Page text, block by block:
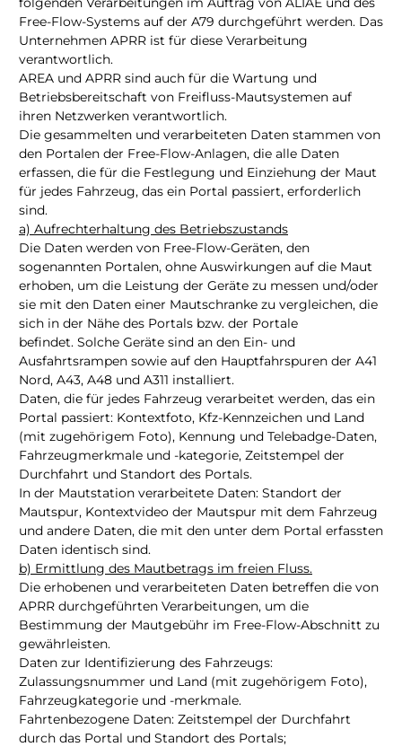
Free-Flow-Systems auf der A79 durchgeführt werden. Das
Unternehmen APRR ist für diese Verarbeitung
verantwortlich.
AREA und APRR sind auch für die Wartung und
Betriebsbereitschaft von Freifluss-Mautsystemen auf
ihren Netzwerken verantwortlich.
Die gesammelten und verarbeiteten Daten stammen von
den Portalen der Free-Flow-Anlagen, die alle Daten
erfassen, die für die Festlegung und Einziehung der Maut
für jedes Fahrzeug, das ein Portal passiert, erforderlich
sind.
a) Aufrechterhaltung des Betriebszustands
Die Daten werden von Free-Flow-Geräten, den
sogenannten Portalen, ohne Auswirkungen auf die Maut
erhoben, um die Leistung der Geräte zu messen und/oder
sie mit den Daten einer Mautschranke zu vergleichen, die
sich in der Nähe des Portals bzw. der Portale
befindet. Solche Geräte sind an den Ein- und
Ausfahrtsrampen sowie auf den Hauptfahrspuren der A41
Nord, A43, A48 und A311 installiert.
Daten, die für jedes Fahrzeug verarbeitet werden, das ein
Portal passiert: Kontextfoto, Kfz-Kennzeichen und Land
(mit zugehörigem Foto), Kennung und Telebadge-Daten,
Fahrzeugmerkmale und -kategorie, Zeitstempel der
Durchfahrt und Standort des Portals.
In der Mautstation verarbeitete Daten: Standort der
Mautspur, Kontextvideo der Mautspur mit dem Fahrzeug
und andere Daten, die mit den unter dem Portal erfassten
Daten identisch sind.
b) Ermittlung des Mautbetrags im freien Fluss.
Die erhobenen und verarbeiteten Daten betreffen die von
APRR durchgeführten Verarbeitungen, um die
Bestimmung der Mautgebühr im Free-Flow-Abschnitt zu
gewährleisten.
Daten zur Identifizierung des Fahrzeugs:
Zulassungsnummer und Land (mit zugehörigem Foto),
Fahrzeugkategorie und -merkmale.
Fahrtenbezogene Daten: Zeitstempel der Durchfahrt
durch das Portal und Standort des Portals;